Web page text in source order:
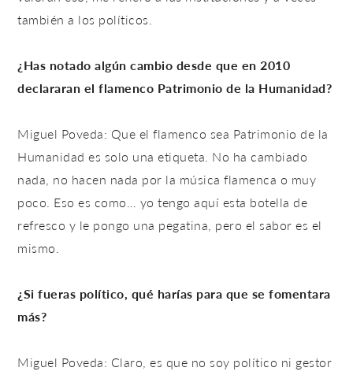
también a los políticos.
¿Has notado algún cambio desde que en 2010
declararan el flamenco Patrimonio de la Humanidad?
Miguel Poveda: Que el flamenco sea Patrimonio de la
Humanidad es solo una etiqueta. No ha cambiado
nada, no hacen nada por la música flamenca o muy
poco. Eso es como… yo tengo aquí esta botella de
refresco y le pongo una pegatina, pero el sabor es el
mismo.
¿Si fueras político, qué harías para que se fomentara
más?
Miguel Poveda: Claro, es que no soy político ni gestor